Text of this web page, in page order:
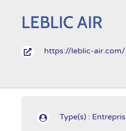
LEBLIC AIR
 https://leblic-air.com/
 Type(s) :